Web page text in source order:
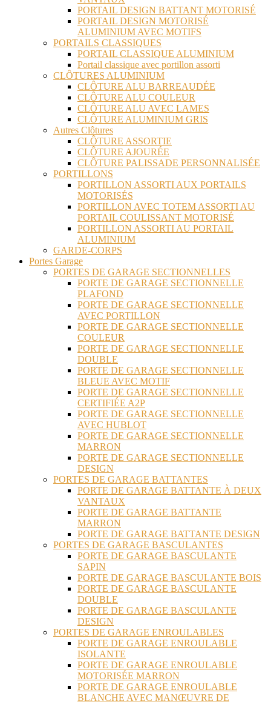
PORTAIL DESIGN BATTANT MOTORISÉ
PORTAIL DESIGN MOTORISÉ
ALUMINIUM AVEC MOTIFS
PORTAILS CLASSIQUES
PORTAIL CLASSIQUE ALUMINIUM
Portail classique avec portillon assorti
CLÔTURES ALUMINIUM
CLÔTURE ALU BARREAUDÉE
CLÔTURE ALU COULEUR
CLÔTURE ALU AVEC LAMES
CLÔTURE ALUMINIUM GRIS
Autres Clôtures
CLÔTURE ASSORTIE
CLÔTURE AJOURÉE
CLÔTURE PALISSADE PERSONNALISÉE
PORTILLONS
PORTILLON ASSORTI AUX PORTAILS
MOTORISÉS
PORTILLON AVEC TOTEM ASSORTI AU
PORTAIL COULISSANT MOTORISÉ
PORTILLON ASSORTI AU PORTAIL
ALUMINIUM
GARDE-CORPS
Portes Garage
PORTES DE GARAGE SECTIONNELLES
PORTE DE GARAGE SECTIONNELLE
PLAFOND
PORTE DE GARAGE SECTIONNELLE
AVEC PORTILLON
PORTE DE GARAGE SECTIONNELLE
COULEUR
PORTE DE GARAGE SECTIONNELLE
DOUBLE
PORTE DE GARAGE SECTIONNELLE
BLEUE AVEC MOTIF
PORTE DE GARAGE SECTIONNELLE
CERTIFIÉE A2P
PORTE DE GARAGE SECTIONNELLE
AVEC HUBLOT
PORTE DE GARAGE SECTIONNELLE
MARRON
PORTE DE GARAGE SECTIONNELLE
DESIGN
PORTES DE GARAGE BATTANTES
PORTE DE GARAGE BATTANTE À DEUX
VANTAUX
PORTE DE GARAGE BATTANTE
MARRON
PORTE DE GARAGE BATTANTE DESIGN
PORTES DE GARAGE BASCULANTES
PORTE DE GARAGE BASCULANTE
SAPIN
PORTE DE GARAGE BASCULANTE BOIS
PORTE DE GARAGE BASCULANTE
DOUBLE
PORTE DE GARAGE BASCULANTE
DESIGN
PORTES DE GARAGE ENROULABLES
PORTE DE GARAGE ENROULABLE
ISOLANTE
PORTE DE GARAGE ENROULABLE
MOTORISÉE MARRON
PORTE DE GARAGE ENROULABLE
BLANCHE AVEC MANŒUVRE DE